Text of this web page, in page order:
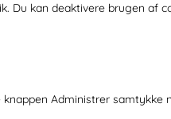
Du kan deaktivere brugen af
Administrer samtykke